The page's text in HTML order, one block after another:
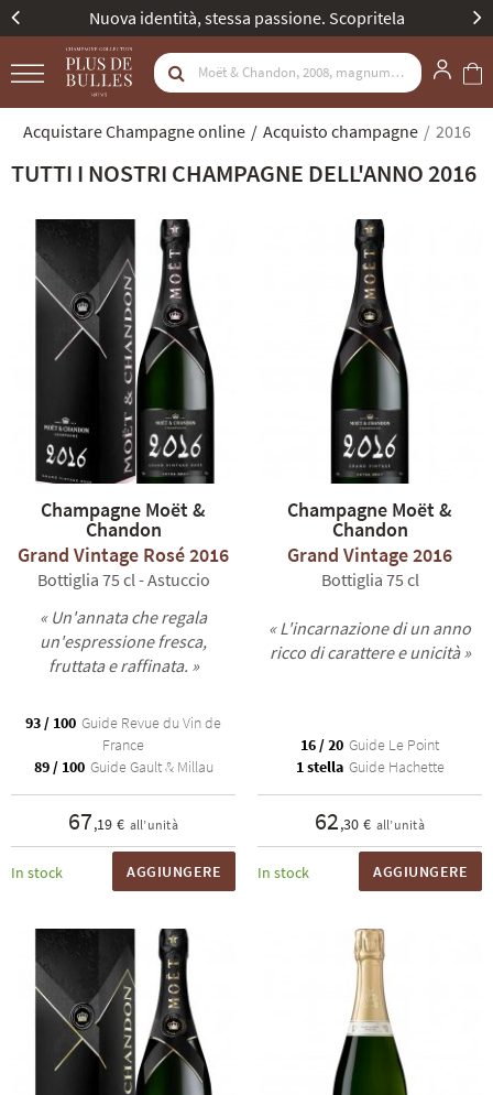
Nuova identità, stessa passione. Scopritela
Acquistare Champagne online Acquisto champagne 2016
TUTTI I NOSTRI CHAMPAGNE DELL'ANNO 2016
Champagne Moët &
Chandon
Grand Vintage Rosé 2016
Bottiglia 75 cl - Astuccio
« Un'annata che regala
un'espressione fresca,
fruttata e raffinata. »
93 / 100 Guide Revue du Vin de
France
89 / 100 Guide Gault & Millau
67,19 € all’unità
In stock AGGIUNGERE
Champagne Moët &
Chandon
Grand Vintage 2016
Bottiglia 75 cl
« L'incarnazione di un anno
ricco di carattere e unicità »
16 / 20 Guide Le Point
1 stella Guide Hachette
62,30 € all’unità
In stock AGGIUNGERE